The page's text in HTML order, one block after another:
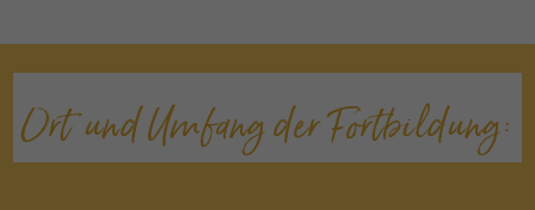
Ort und Umfang der Fortbildung: